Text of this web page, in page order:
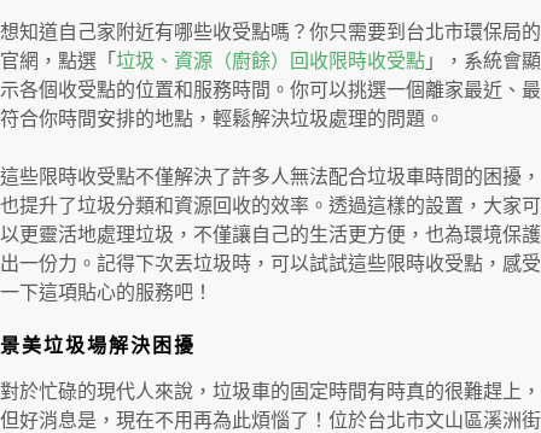
想知道自己家附近有哪些收受點嗎？你只需要到台北市環保局的
官網，點選「 垃圾、資源（廚餘）回收限時收受點 」，系統會顯
示各個收受點的位置和服務時間。你可以挑選一個離家最近、最
符合你時間安排的地點，輕鬆解決垃圾處理的問題。
這些限時收受點不僅解決了許多人無法配合垃圾車時間的困擾，
也提升了垃圾分類和資源回收的效率。透過這樣的設置，大家可
以更靈活地處理垃圾，不僅讓自己的生活更方便，也為環境保護
出一份力。記得下次丟垃圾時，可以試試這些限時收受點，感受
一下這項貼心的服務吧！
景美垃圾場解決困擾
對於忙碌的現代人來說，垃圾車的固定時間有時真的很難趕上，
但好消息是，現在不用再為此煩惱了！位於台北市文山區溪洲街